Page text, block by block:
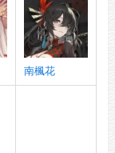
南楓花